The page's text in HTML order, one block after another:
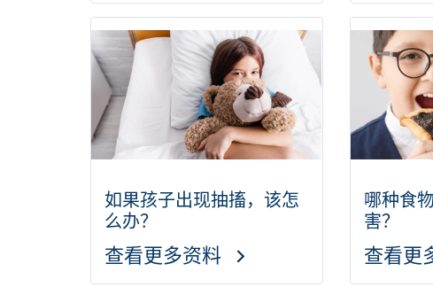
如果孩子出现抽搐，该怎
么办？
查看更多资料
哪种食
害？
查看更